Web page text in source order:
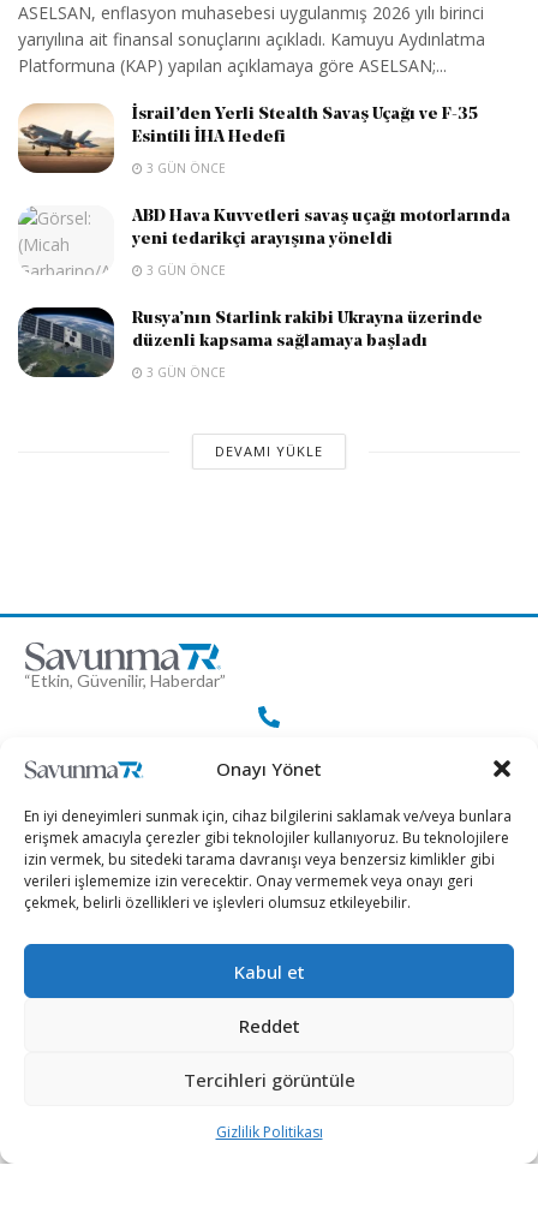
Onayı Yönet
En iyi deneyimleri sunmak için, cihaz bilgilerini saklamak ve/veya bunlara
erişmek amacıyla çerezler gibi teknolojiler kullanıyoruz. Bu teknolojilere
izin vermek, bu sitedeki tarama davranışı veya benzersiz kimlikler gibi
verileri işlememize izin verecektir. Onay vermemek veya onayı geri
çekmek, belirli özellikleri ve işlevleri olumsuz etkileyebilir.
Kabul et
Reddet
Tercihleri görüntüle
Gizlilik Politikası
ASELSAN, enflasyon muhasebesi uygulanmış 2026 yılı birinci
yarıyılına ait finansal sonuçlarını açıkladı. Kamuyu Aydınlatma
Platformuna (KAP) yapılan açıklamaya göre ASELSAN;...
İsrail’den Yerli Stealth Savaş Uçağı ve F-35
Esintili İHA Hedefi
3 GÜN ÖNCE
ABD Hava Kuvvetleri savaş uçağı motorlarında
yeni tedarikçi arayışına yöneldi
3 GÜN ÖNCE
Rusya’nın Starlink rakibi Ukrayna üzerinde
düzenli kapsama sağlamaya başladı
3 GÜN ÖNCE
DEVAMI YÜKLE
“Etkin, Güvenilir, Haberdar”
+90 530 308 17 96
iletisim@savunmatr.com
2026 © Savunma TR. Tüm Hakları Saklıdır.
Siber Güvenlik
Teknoloji
Politika